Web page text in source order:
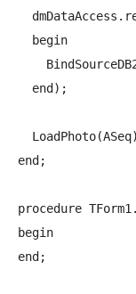
  begin
  end);
end;
procedure
begin
end;